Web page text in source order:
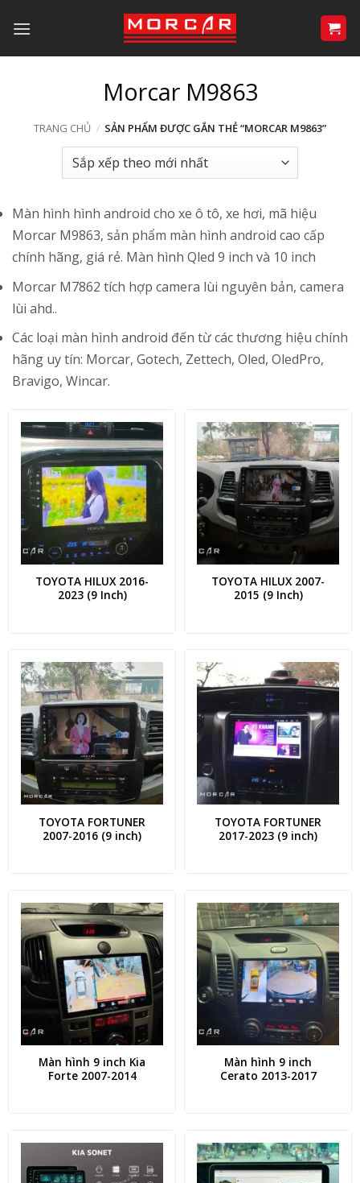
qua
nội
Morcar M9863
TRANG CHỦ / SẢN PHẨM ĐƯỢC GẮN THẺ “MORCAR M9863”
Màn hình hình android cho xe ô tô, xe hơi, mã hiệu
Morcar M9863, sản phẩm màn hình android cao cấp
chính hãng, giá rẻ. Màn hình Qled 9 inch và 10 inch
Morcar M7862 tích hợp camera lùi nguyên bản, camera
lùi ahd..
Các loại màn hình android đến từ các thương hiệu chính
hãng uy tín: Morcar, Gotech, Zettech, Oled, OledPro,
Bravigo, Wincar.
TOYOTA HILUX 2016-
2023 (9 Inch)
TOYOTA HILUX 2007-
2015 (9 Inch)
TOYOTA FORTUNER
2007-2016 (9 inch)
TOYOTA FORTUNER
2017-2023 (9 inch)
Màn hình 9 inch Kia
Forte 2007-2014
Màn hình 9 inch
Cerato 2013-2017